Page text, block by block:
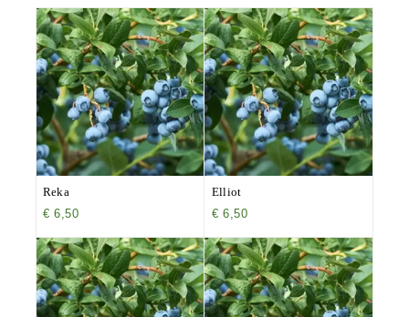
Reka
€ 6,50
Elliot
€ 6,50